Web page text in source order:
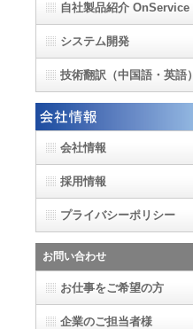
自社製品紹介 OnService
システム開発
技術翻訳 （中国語・英語）
会社情報
採用情報
プライバシーポリシー
お問い合わせ
お仕事をご希望の方
企業のご担当者様